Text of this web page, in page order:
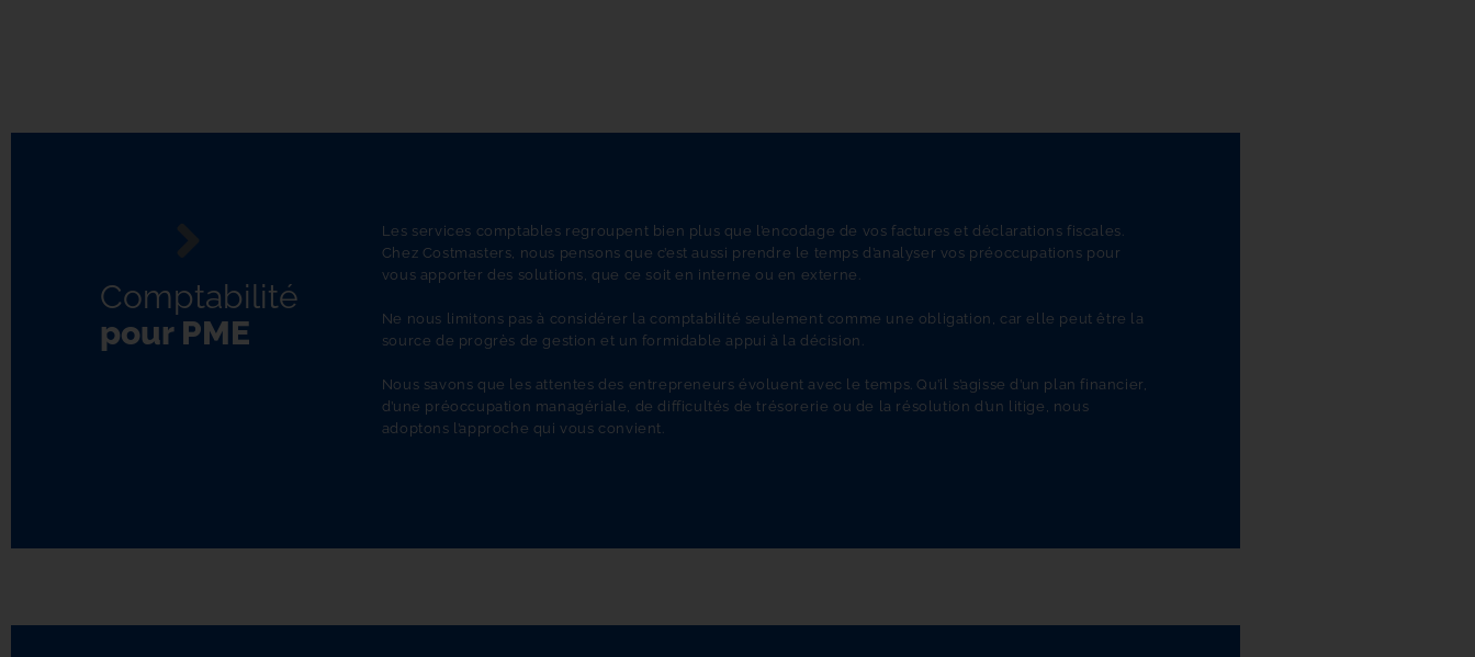
Comptabilité
pour PME
Les services comptables regroupent bien plus que l’encodage de vos factures et déclarations fiscales.
Chez Costmasters, nous pensons que c’est aussi prendre le temps d’analyser vos préoccupations pour
vous apporter des solutions, que ce soit en interne ou en externe.
Ne nous limitons pas à considérer la comptabilité seulement comme une obligation, car elle peut être la
source de progrès de gestion et un formidable appui à la décision.
Nous savons que les attentes des entrepreneurs évoluent avec le temps. Qu’il s’agisse d’un plan financier,
d’une préoccupation managériale, de difficultés de trésorerie ou de la résolution d’un litige, nous
adoptons l’approche qui vous convient.